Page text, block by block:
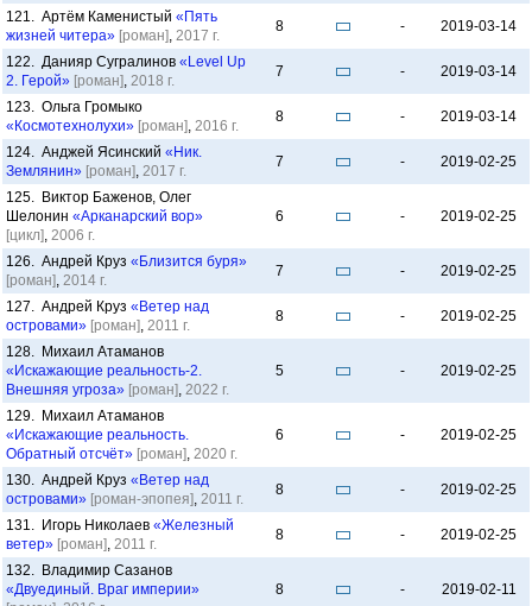
121. Артём Каменистый «Пять
жизней читера» [роман], 2017 г.
8 - 2019-03-14
122. Данияр Сугралинов «Level Up
2. Герой» [роман], 2018 г.
7 - 2019-03-14
123. Ольга Громыко
«Космотехнолухи» [роман], 2016 г.
8 - 2019-03-14
124. Анджей Ясинский «Ник.
Землянин» [роман], 2017 г.
7 - 2019-02-25
125. Виктор Баженов, Олег
Шелонин «Арканарский вор»
[цикл], 2006 г.
6 - 2019-02-25
126. Андрей Круз «Близится буря»
[роман], 2014 г.
7 - 2019-02-25
127. Андрей Круз «Ветер над
островами» [роман], 2011 г.
8 - 2019-02-25
128. Михаил Атаманов
«Искажающие реальность-2.
Внешняя угроза» [роман], 2022 г.
5 - 2019-02-25
129. Михаил Атаманов
«Искажающие реальность.
Обратный отсчëт» [роман], 2020 г.
6 - 2019-02-25
130. Андрей Круз «Ветер над
островами» [роман-эпопея], 2011 г.
8 - 2019-02-25
131. Игорь Николаев «Железный
ветер» [роман], 2011 г.
8 - 2019-02-25
132. Владимир Сазанов
«Двуединый. Враг империи»
8 - 2019-02-11